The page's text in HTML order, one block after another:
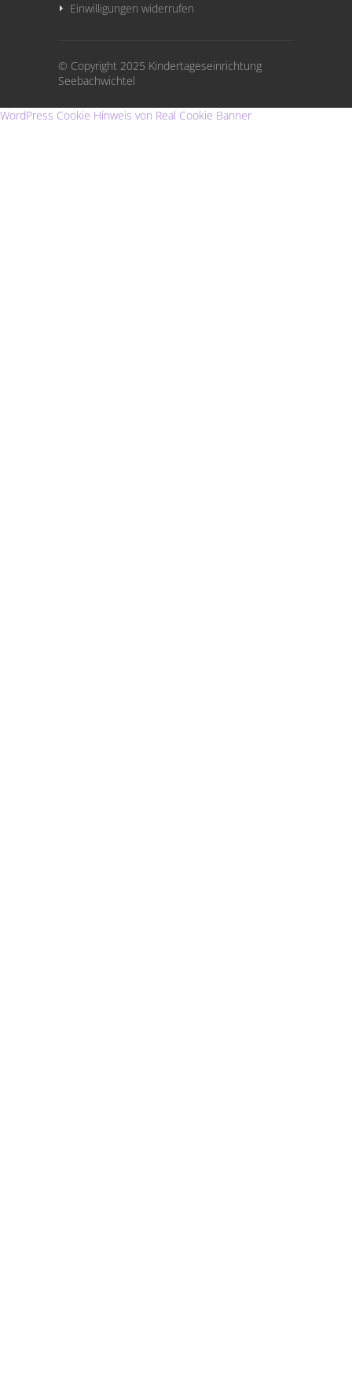
Einwilligungen widerrufen
© Copyright 2025 Kindertageseinrichtung
Seebachwichtel
WordPress Cookie Hinweis von Real Cookie Banner